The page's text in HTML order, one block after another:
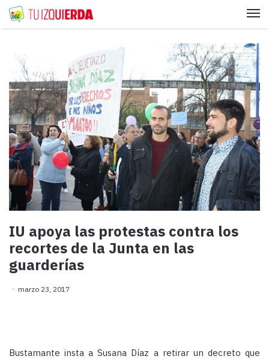
IU apoya las protestas contra los
recortes de la Junta en las
guarderías
marzo 23, 2017
Bustamante insta a Susana Díaz a retirar un decreto que